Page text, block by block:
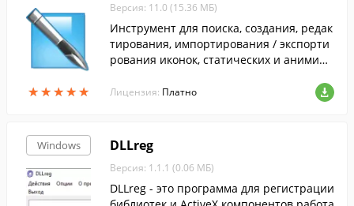
★★★★★
★★★★★
Версия: 11.0 (15.36 МБ)
Инструмент для поиска, создания, редак
тирования, импортирования / экспорти
рования иконок, статических и анимиро
ий (до 256 на 256 пикселей).
Лицензия: Платно
Windows DLLreg
Версия: 1.1.1 (0.06 МБ)
DLLreg - это программа для регистрации